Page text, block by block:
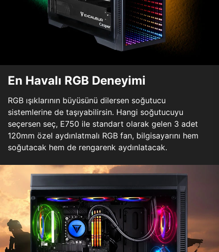
En Havalı RGB Deneyimi
RGB ışıklarının büyüsünü dilersen soğutucu
sistemlerine de taşıyabilirsin. Hangi soğutucuyu
seçersen seç, E750 ile standart olarak gelen 3 adet
120mm özel aydınlatmalı RGB fan, bilgisayarını hem
soğutacak hem de rengarenk aydınlatacak.